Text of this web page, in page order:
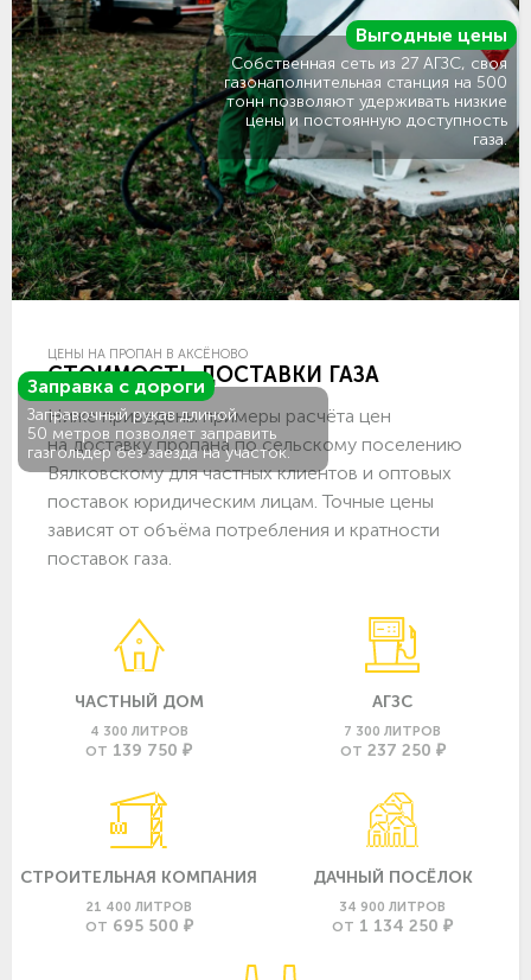
Заправка с дороги
Заправочный рукав длиной
50 метров позволяет заправить
газгольдер без заезда на участок.
Выгодные цены
Собственная сеть из 27 АГЗС, своя
газонаполнительная станция на 500
тонн позволяют удерживать низкие
цены и постоянную доступность
газа.
ЦЕНЫ НА ПРОПАН В АКСЁНОВО
СТОИМОСТЬ ДОСТАВКИ ГАЗА
Ниже приведены примеры расчёта цен
на доставку пропана по сельскому поселению
Вялковскому для частных клиентов и оптовых
поставок юридическим лицам. Точные цены
зависят от объёма потребления и кратности
поставок газа.
ЧАСТНЫЙ ДОМ
4 300 ЛИТРОВ
ОТ 139 750 ₽
АГЗС
7 300 ЛИТРОВ
ОТ 237 250 ₽
СТРОИТЕЛЬНАЯ КОМПАНИЯ
21 400 ЛИТРОВ
ОТ 695 500 ₽
ДАЧНЫЙ ПОСЁЛОК
34 900 ЛИТРОВ
ОТ 1 134 250 ₽